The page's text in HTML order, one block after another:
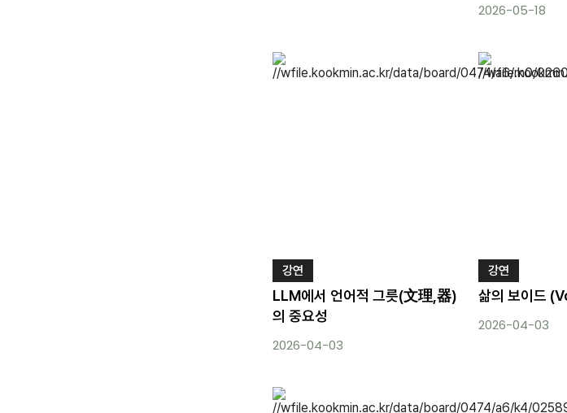
2026-05-18
강연
LLM에서 언어적 그릇(文理,器)
의 중요성
2026-04-03
강연
삶의 보이드
2026-04-03